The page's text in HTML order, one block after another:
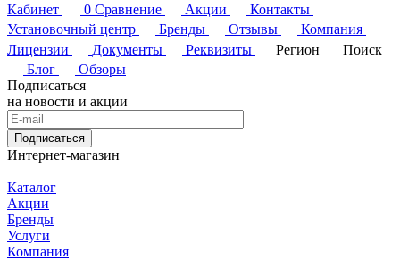
Кабинет
0 Сравнение Акции
Контакты
Установочный центр
Бренды Отзывы
Компания
Лицензии
Документы Реквизиты Регион
Поиск
Блог
Обзоры
Подписаться
на новости и акции
Подписаться
Интернет-магазин
Каталог
Акции
Бренды
Услуги
Компания